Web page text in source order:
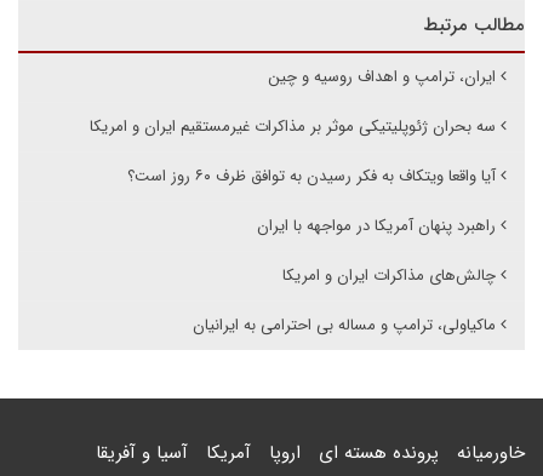
مطالب مرتبط
ایران، ترامپ و اهداف روسیه و چین
سه بحران ژئوپلیتیکی موثر بر مذاکرات غیرمستقیم ایران و امریکا
آیا واقعا ویتکاف به فکر رسیدن به توافق ظرف ۶۰ روز است؟
راهبرد پنهان آمریکا در مواجهه با ایران
چالش‌های مذاکرات ایران و امریکا
ماکیاولی، ترامپ و مساله بی احترامی به ایرانیان
خاورمیانه پرونده هسته ای اروپا آمریکا آسیا و آفریقا